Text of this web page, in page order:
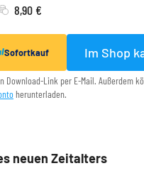
8,90 €
Sofortkauf Im Shop
Download-Link per E-Mail. Außerdem
herunterladen.
neuen Zeitalters